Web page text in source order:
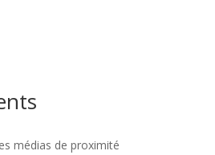
médias de proximité